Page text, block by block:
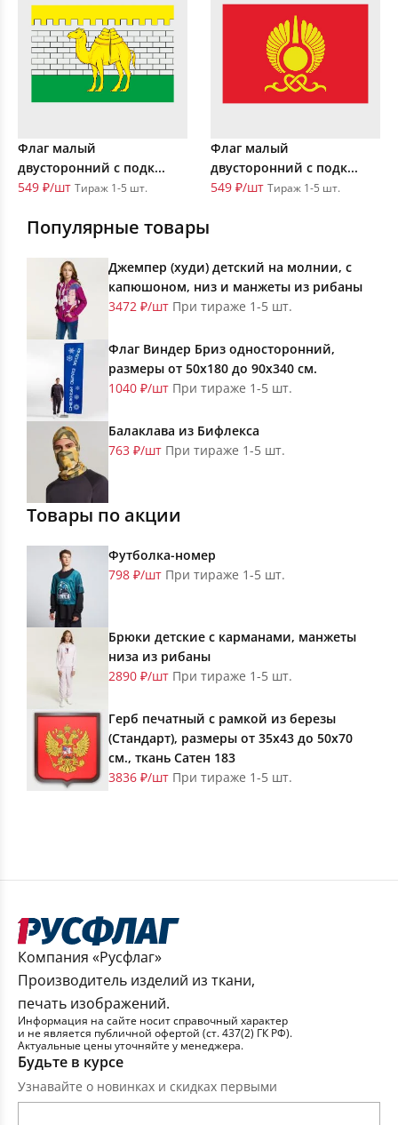
Флаг малый
двусторонний с подк...
549 ₽/шт Тираж 1-5 шт.
Флаг малый
двусторонний с подк...
549 ₽/шт Тираж 1-5 шт.
Популярные товары
Джемпер (худи) детский на молнии, с
капюшоном, низ и манжеты из рибаны
3472 ₽/шт При тираже 1-5 шт.
Флаг Виндер Бриз односторонний,
размеры от 50х180 до 90х340 см.
1040 ₽/шт При тираже 1-5 шт.
Балаклава из Бифлекса
763 ₽/шт При тираже 1-5 шт.
Товары по акции
Футболка-номер
798 ₽/шт При тираже 1-5 шт.
Брюки детские с карманами, манжеты
низа из рибаны
2890 ₽/шт При тираже 1-5 шт.
Герб печатный с рамкой из березы
(Стандарт), размеры от 35х43 до 50х70
см., ткань Сатен 183
3836 ₽/шт При тираже 1-5 шт.
Компания «Русфлаг»
Производитель изделий из ткани,
печать изображений.
Информация на сайте носит справочный характер
и не является публичной офертой (ст. 437(2) ГК РФ).
Актуальные цены уточняйте у менеджера.
Будьте в курсе
Узнавайте о новинках и скидках первыми